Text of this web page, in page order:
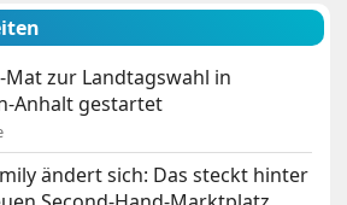
Mat zur Landtagswahl in
Anhalt gestartet
ändert sich: Das steckt hinter